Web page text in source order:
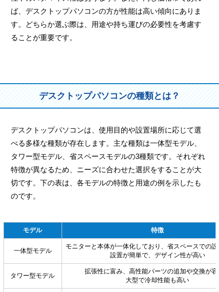
ば、デスクトップパソコンの方が性能は高い傾向にありま
す。どちらか選ぶ際は、用途や持ち運びの必要性を考慮す
ることが重要です。
デスクトップパソコンの種類とは？
デスクトップパソコンは、使用目的や設置場所に応じて選
べる多様な種類が存在します。主な種類は一体型モデル、
タワー型モデル、省スペースモデルの3種類です。それぞれ
特徴が異なるため、ニーズに合わせた選択をすることが大
切です。下の表は、各モデルの特徴と用途の例を示したも
のです。
モデル 特徴
一体型モデル
モニターと本体が一体化しており、省スペースでの
設置が簡単で、デザイン性が高い
タワー型モデル
拡張性に富み、高性能パーツの追加や交換が
大型で冷却性能も高い